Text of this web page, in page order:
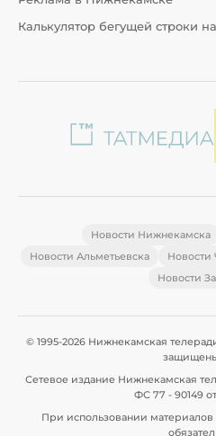
Калькулятор бегущей строки
Новости Нижнекамска
Новости Альметьевска
Новости
Новости
© 1995-2026 Нижнекамская
Сетевое издание Нижнекамская
ФС 77 - 90149
При использовании материалов